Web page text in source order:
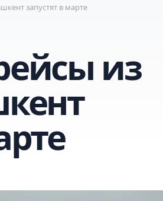
запустят в марте
из